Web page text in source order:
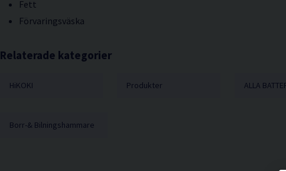
Fett
Förvaringsväska
Relaterade kategorier
HiKOKI Produkter ALLA
Borr-& Bilningshammare